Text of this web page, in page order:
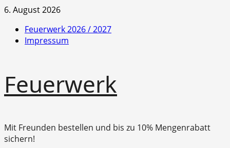
Zum
springen
6. August 2026
Feuerwerk 2026 / 2027
Impressum
Feuerwerk
Mit Freunden bestellen und bis zu 10% Mengenrabatt
sichern!